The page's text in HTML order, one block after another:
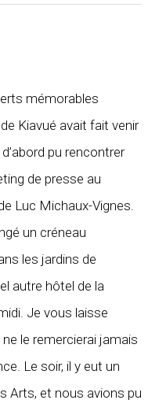
mémorables
Kiavué avait fait venir
pu rencontrer
de presse au
Luc Michaux-Vignes.
un créneau
les jardins de
autre hôtel de la
Je vous laisse
le remercierai jamais
Le soir, il y eut un
Arts, et nous avions pu